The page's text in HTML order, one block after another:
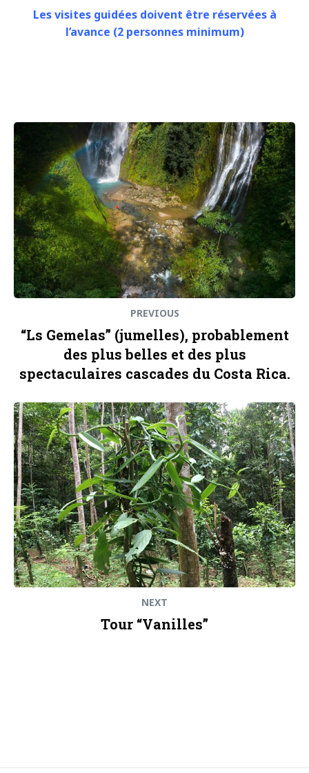
Les visites guidées doivent être réservées à
l’avance (2 personnes minimum)
Navigation
de
l’article
Previous
post:
PREVIOUS
“Ls Gemelas” (jumelles), probablement
des plus belles et des plus
spectaculaires cascades du Costa Rica.
Next
post:
NEXT
Tour “Vanilles”